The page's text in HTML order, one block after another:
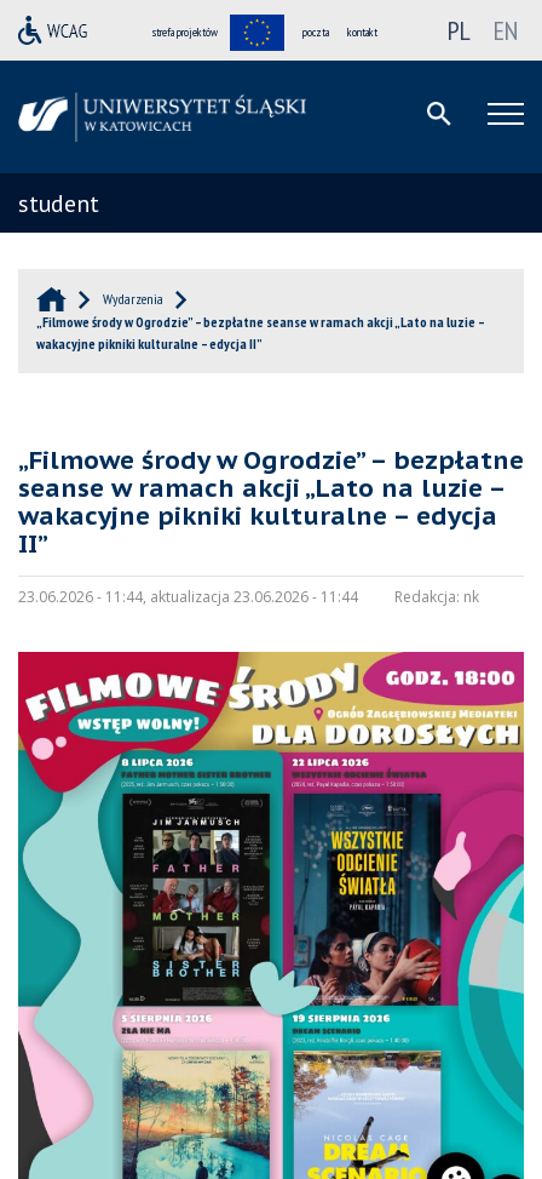
strefa projektów poczta kontakt PL EN
student
Wydarzenia
„Filmowe środy w Ogrodzie” – bezpłatne seanse w ramach akcji „Lato na luzie –
wakacyjne pikniki kulturalne – edycja II”
„Filmowe środy w Ogrodzie” – bezpłatne
seanse w ramach akcji „Lato na luzie –
wakacyjne pikniki kulturalne – edycja
II”
23.06.2026 - 11:44, aktualizacja 23.06.2026 - 11:44 Redakcja: nk